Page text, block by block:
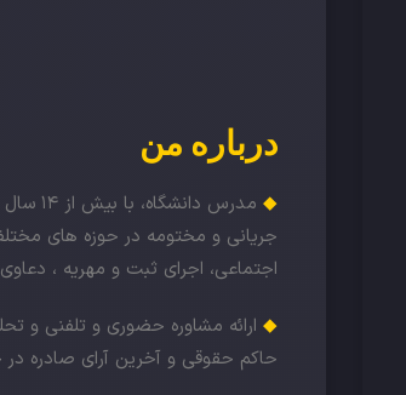
درباره من
◆
جریانی و مختومه در حوزه های مختلف
اجتماعی، اجرای ثبت و مهریه ،
◆ ارائه مشاوره حضوری و تلفنی و
حاکم حقوقی و آخرین آرای صادره در